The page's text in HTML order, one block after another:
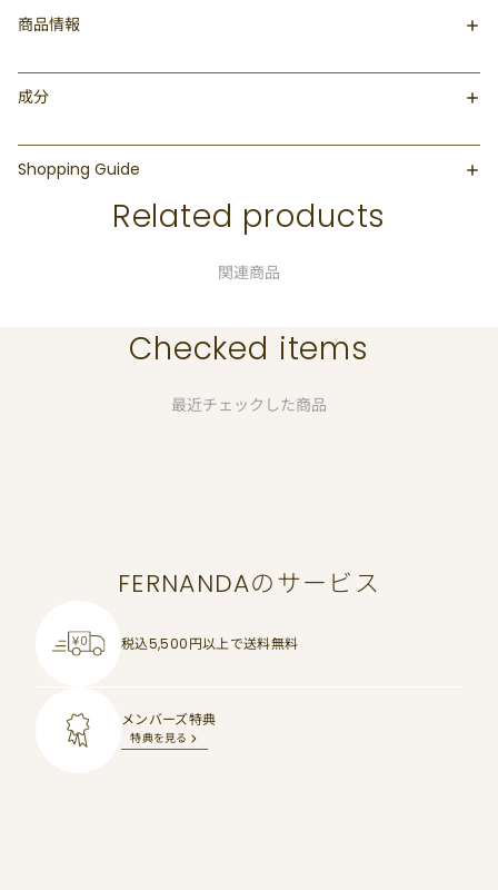
商品情報
成分
Shopping Guide
Related products
関連商品
Checked items
最近チェックした商品
FERNANDAのサービス
税込5,500円以上で送料無料
メンバーズ特典
特典を見る